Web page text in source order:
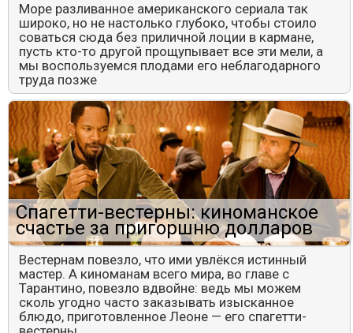
Море разливанное американского сериала так
широко, но не настолько глубоко, чтобы стоило
соваться сюда без приличной лоции в кармане,
пусть кто-то другой прощупывает все эти мели, а
мы воспользуемся плодами его неблагодарного
труда позже
Спагетти-вестерны: киноманское
счастье за пригоршню долларов
Вестернам повезло, что ими увлёкся истинный
мастер. А киноманам всего мира, во главе с
Тарантино, повезло вдвойне: ведь мы можем
сколь угодно часто заказывать изысканное
блюдо, приготовленное Леоне — его спагетти-